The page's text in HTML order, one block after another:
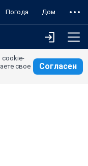
Погода Дом
cookie-
свое
Согласен